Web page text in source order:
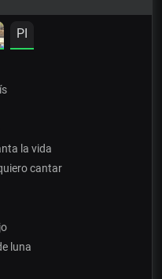
PI
la vida
cantar
luna